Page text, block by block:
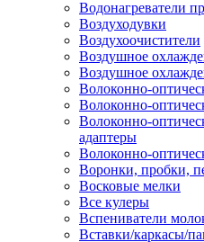
Водонагреватели
Воздуходувки
Воздухоочистители
Воздушное
Воздушное
Волоконно-
Волоконно-
Волоконно-
адаптеры
Волоконно-
Воронки, пробки,
Восковые мелки
Все кулеры
Вспениватели
Вставки/каркасы/